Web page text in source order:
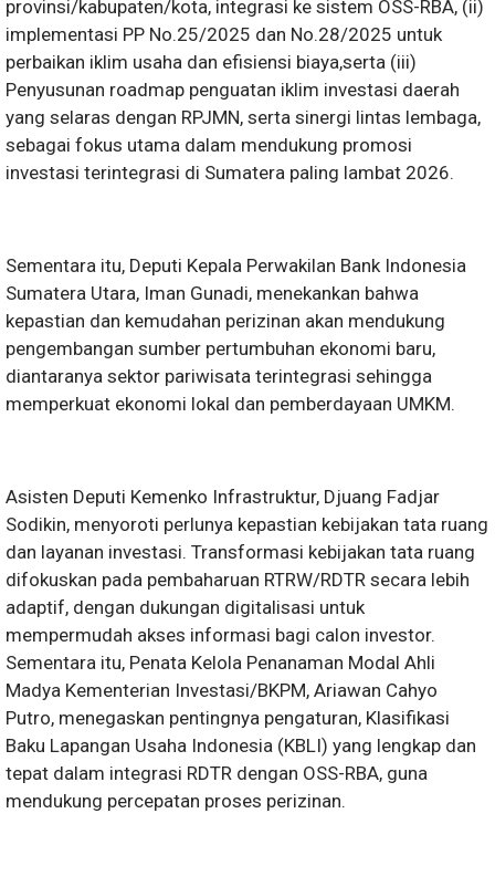
provinsi/kabupaten/kota, integrasi ke sistem OSS-RBA, (ii)
implementasi PP No.25/2025 dan No.28/2025 untuk
perbaikan iklim usaha dan efisiensi biaya,serta (iii)
Penyusunan roadmap penguatan iklim investasi daerah
yang selaras dengan RPJMN, serta sinergi lintas lembaga,
sebagai fokus utama dalam mendukung promosi
investasi terintegrasi di Sumatera paling lambat 2026.
Sementara itu, Deputi Kepala Perwakilan Bank Indonesia
Sumatera Utara, Iman Gunadi, menekankan bahwa
kepastian dan kemudahan perizinan akan mendukung
pengembangan sumber pertumbuhan ekonomi baru,
diantaranya sektor pariwisata terintegrasi sehingga
memperkuat ekonomi lokal dan pemberdayaan UMKM.
Asisten Deputi Kemenko Infrastruktur, Djuang Fadjar
Sodikin, menyoroti perlunya kepastian kebijakan tata ruang
dan layanan investasi. Transformasi kebijakan tata ruang
difokuskan pada pembaharuan RTRW/RDTR secara lebih
adaptif, dengan dukungan digitalisasi untuk
mempermudah akses informasi bagi calon investor.
Sementara itu, Penata Kelola Penanaman Modal Ahli
Madya Kementerian Investasi/BKPM, Ariawan Cahyo
Putro, menegaskan pentingnya pengaturan, Klasifikasi
Baku Lapangan Usaha Indonesia (KBLI) yang lengkap dan
tepat dalam integrasi RDTR dengan OSS-RBA, guna
mendukung percepatan proses perizinan.